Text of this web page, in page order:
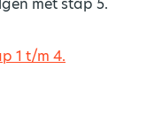
1 t/m 4.